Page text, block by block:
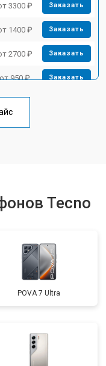
3300 ₽ Заказать
1400 ₽ Заказать
2700 ₽ Заказать
от 950 ₽ Заказать
3200 ₽
Tecno
POVA 7 Ultra